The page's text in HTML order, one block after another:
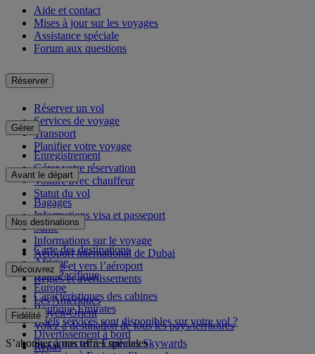
Aide et contact
Mises à jour sur les voyages
Assistance spéciale
Forum aux questions
Réserver
Réserver un vol
Services de voyage
Transport
Planifier votre voyage
Gérer
Enregistrement
Gérer votre réservation
Voiture avec chauffeur
Statut du vol
Avant le départ
Bagages
Informations visa et passeport
Santé
Informations sur le voyage
Aéroport international de Dubai
Depuis et vers l’aéroport
Règles et avertissements
Nos destinations
Carte des destinations
Afrique
Asie-Pacifique
Europe
Les Amériques
Moyen-Orient
Volez à destination de tous les pays/territoires
Découvrez
Caractéristiques des cabines
Boutique Emirates
Quels services sont disponibles sur votre vol ?
Divertissement à bord
Repas
Fidélité
Se connecter à Emirates Skywards
S’abonner à nos offres spéciales